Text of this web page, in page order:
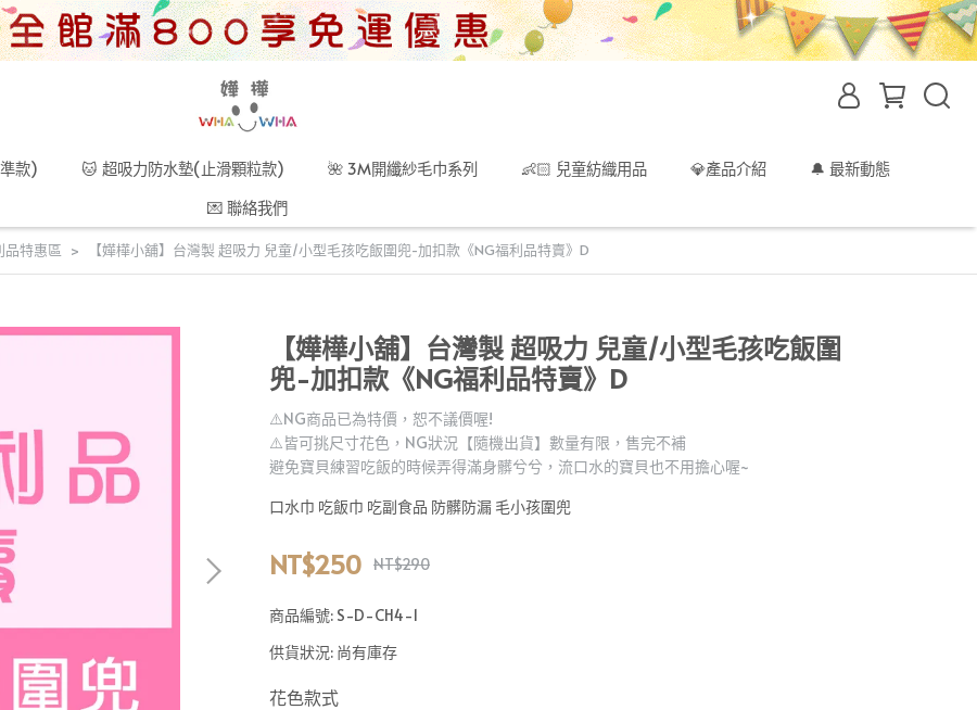
款) 🐱 超吸力防水墊(止滑顆粒款) 🌺 3M開纖紗毛巾系列 👶🏻 兒童紡織用品 💎產品介紹
🔔 最新動態
💌 聯絡我們
品特惠區 【嬅樺小舖】台灣製 超吸力 兒童/小型毛孩吃飯圍兜-加扣款《NG福利品特賣》D
【嬅樺小舖】台灣製 超吸力 兒童/小型毛孩吃飯圍
兜-加扣款《NG福利品特賣》D
⚠️NG商品已為特價，恕不議價喔!
⚠️皆可挑尺寸花色，NG狀況【隨機出貨】數量有限，售完不補
避免寶貝練習吃飯的時候弄得滿身髒兮兮，流口水的寶貝也不用擔心喔~
口水巾 吃飯巾 吃副食品 防髒防漏 毛小孩圍兜
NT$250 NT$290
商品編號: S-D-CH4-1
供貨狀況: 尚有庫存
花色款式